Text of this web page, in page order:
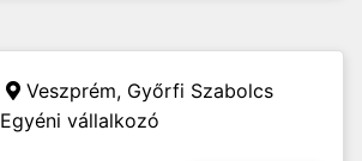
Veszprém, Győrfi Szabolcs
Egyéni vállalkozó